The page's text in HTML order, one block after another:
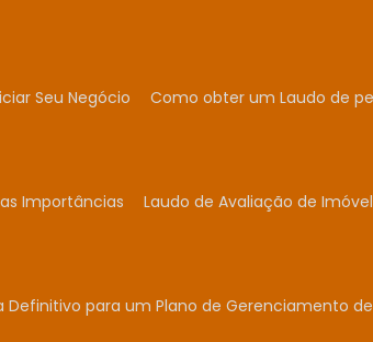
Seu Negócio Como obter um Laudo de
Importâncias Laudo de Avaliação de
Definitivo para um Plano de Gerenciamento